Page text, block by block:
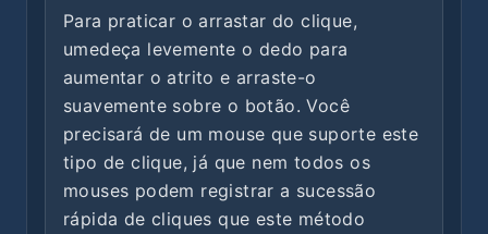
Para praticar o arrastar do clique,
umedeça levemente o dedo para
aumentar o atrito e arraste-o
suavemente sobre o botão. Você
precisará de um mouse que suporte este
tipo de clique, já que nem todos os
mouses podem registrar a sucessão
rápida de cliques que este método